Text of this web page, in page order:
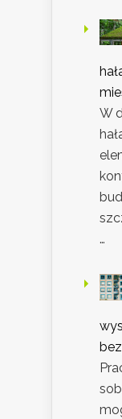
W
…